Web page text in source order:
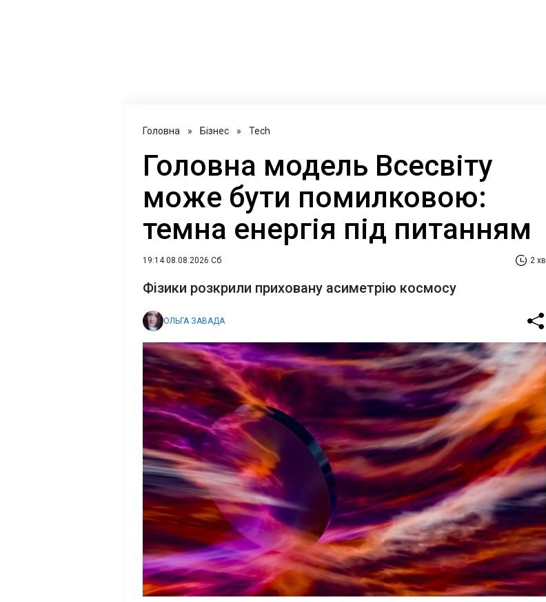
Головна » Бізнес » Tech
Головна модель Всесвіту
може бути помилковою:
темна енергія під питанням
19:14 08.08.2026 Сб 2 хв
Фізики розкрили приховану асиметрію космосу
ОЛЬГА ЗАВАДА